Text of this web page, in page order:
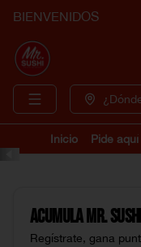
BIENVENIDOS
Inicio Pide aquí
AcumulaMr.
Regístrate, gana